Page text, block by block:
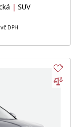
| SUV
vč DPH